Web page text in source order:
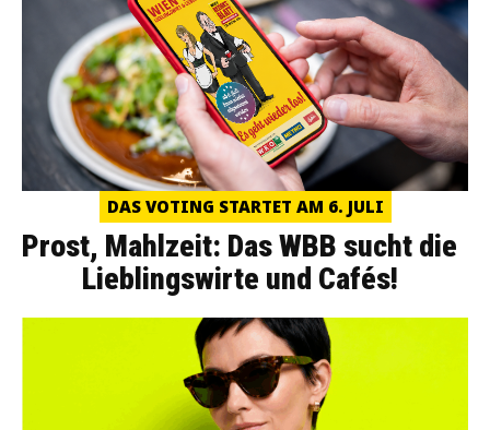
DAS VOTING STARTET AM 6. JULI
Prost, Mahlzeit: Das WBB sucht die
Lieblingswirte und Cafés!